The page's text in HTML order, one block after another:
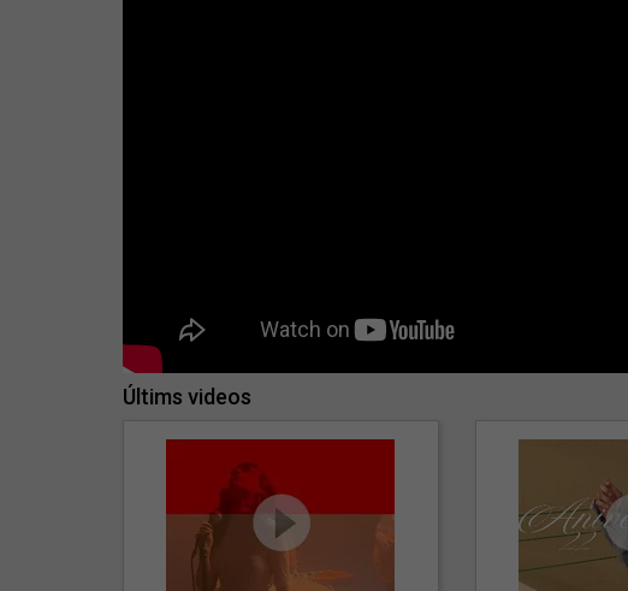
Últims videos